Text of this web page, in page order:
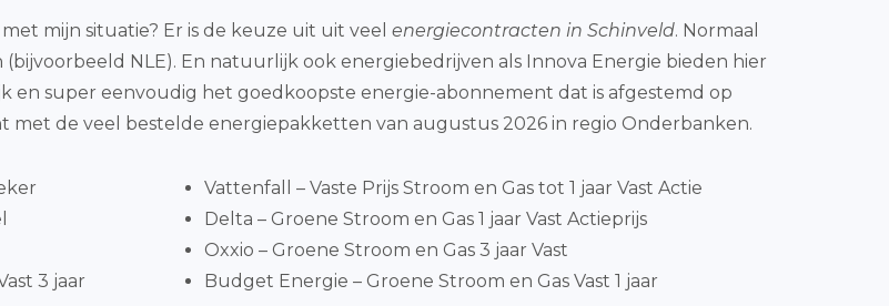
mijn situatie? Er is de keuze uit uit veel energiecontracten in Schinveld. Normaal
NLE). En natuurlijk ook energiebedrijven als Innova Energie bieden hier
en super eenvoudig het goedkoopste energie-abonnement dat is afgestemd op
de veel bestelde energiepakketten van augustus 2026 in regio Onderbanken.
3 jaar
Vattenfall – Vaste Prijs Stroom en Gas tot 1 jaar Vast Actie
Delta – Groene Stroom en Gas 1 jaar Vast Actieprijs
Oxxio – Groene Stroom en Gas 3 jaar Vast
Budget Energie – Groene Stroom en Gas Vast 1 jaar